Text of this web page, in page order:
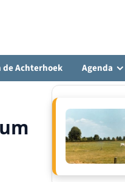
de Achterhoek Agenda